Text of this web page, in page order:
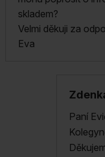
skladem?
Velmi děkuji za
Eva
Paní